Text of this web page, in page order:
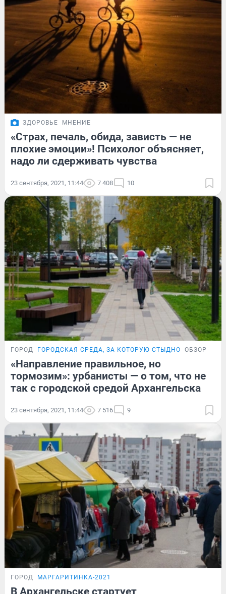
ЗДОРОВЬЕ МНЕНИЕ
«Страх, печаль, обида, зависть — не
плохие эмоции»! Психолог объясняет,
надо ли сдерживать чувства
23 сентября, 2021, 11:44 7 408 10
ГОРОД ГОРОДСКАЯ СРЕДА, ЗА КОТОРУЮ СТЫДНО ОБЗОР
«Направление правильное, но
тормозим»: урбанисты — о том, что не
так с городской средой Архангельска
23 сентября, 2021, 11:44 7 516 9
ГОРОД МАРГАРИТИНКА-2021
В Архангельске стартует